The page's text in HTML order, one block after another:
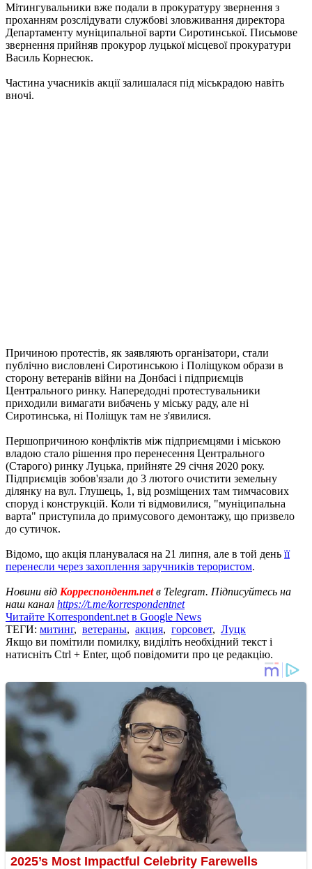
Мітингувальники вже подали в прокуратуру звернення з
проханням розслідувати службові зловживання директора
Департаменту муніципальної варти Сиротинської. Письмове
звернення прийняв прокурор луцької місцевої прокуратури
Василь Корнесюк.
Частина учасників акції залишалася під міськрадою навіть
вночі.
Причиною протестів, як заявляють організатори, стали
публічно висловлені Сиротинською і Поліщуком образи в
сторону ветеранів війни на Донбасі і підприємців
Центрального ринку. Напередодні протестувальники
приходили вимагати вибачень у міську раду, але ні
Сиротинська, ні Поліщук там не з'явилися.
Першопричиною конфліктів між підприємцями і міською
владою стало рішення про перенесення Центрального
(Старого) ринку Луцька, прийняте 29 січня 2020 року.
Підприємців зобов'язали до 3 лютого очистити земельну
ділянку на вул. Глушець, 1, від розміщених там тимчасових
споруд і конструкцій. Коли ті відмовилися, "муніципальна
варта" приступила до примусового демонтажу, що призвело
до сутичок.
Відомо, що акція планувалася на 21 липня, але в той день її
перенесли через захоплення заручників терористом.
Новини від Корреспондент.netв Telegram. Підписуйтесь на
наш канал https://t.me/korrespondentnet
Читайте Korrespondent.net в Google News
ТЕГИ: митинг, ветераны, акция, горсовет, Луцк
Якщо ви помітили помилку, виділіть необхідний текст і
натисніть Ctrl + Enter, щоб повідомити про це редакцію.